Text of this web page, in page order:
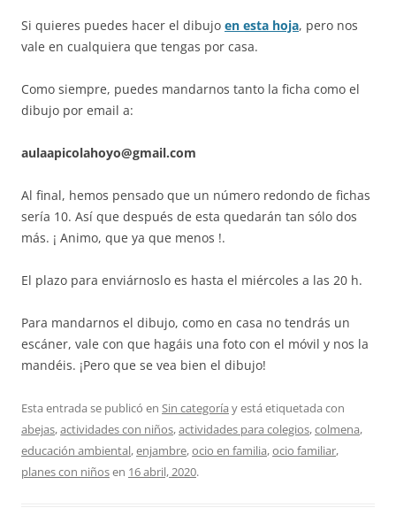
Si quieres puedes hacer el dibujo en esta hoja, pero nos
vale en cualquiera que tengas por casa.
Como siempre, puedes mandarnos tanto la ficha como el
dibujo por email a:
aulaapicolahoyo@gmail.com
Al final, hemos pensado que un número redondo de fichas
sería 10. Así que después de esta quedarán tan sólo dos
más. ¡ Animo, que ya que menos !.
El plazo para enviárnoslo es hasta el miércoles a las 20 h.
Para mandarnos el dibujo, como en casa no tendrás un
escáner, vale con que hagáis una foto con el móvil y nos la
mandéis. ¡Pero que se vea bien el dibujo!
Esta entrada se publicó en Sin categoría y está etiquetada con
abejas,actividades con niños,actividades para colegios,colmena,
educación ambiental,enjambre,ocio en familia,ocio familiar,
planes con niñosen 16 abril, 2020.